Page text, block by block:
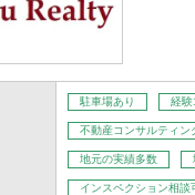
駐車場あり 経験
不動産コンサルティン
地元の実績多数
インスペクション相談